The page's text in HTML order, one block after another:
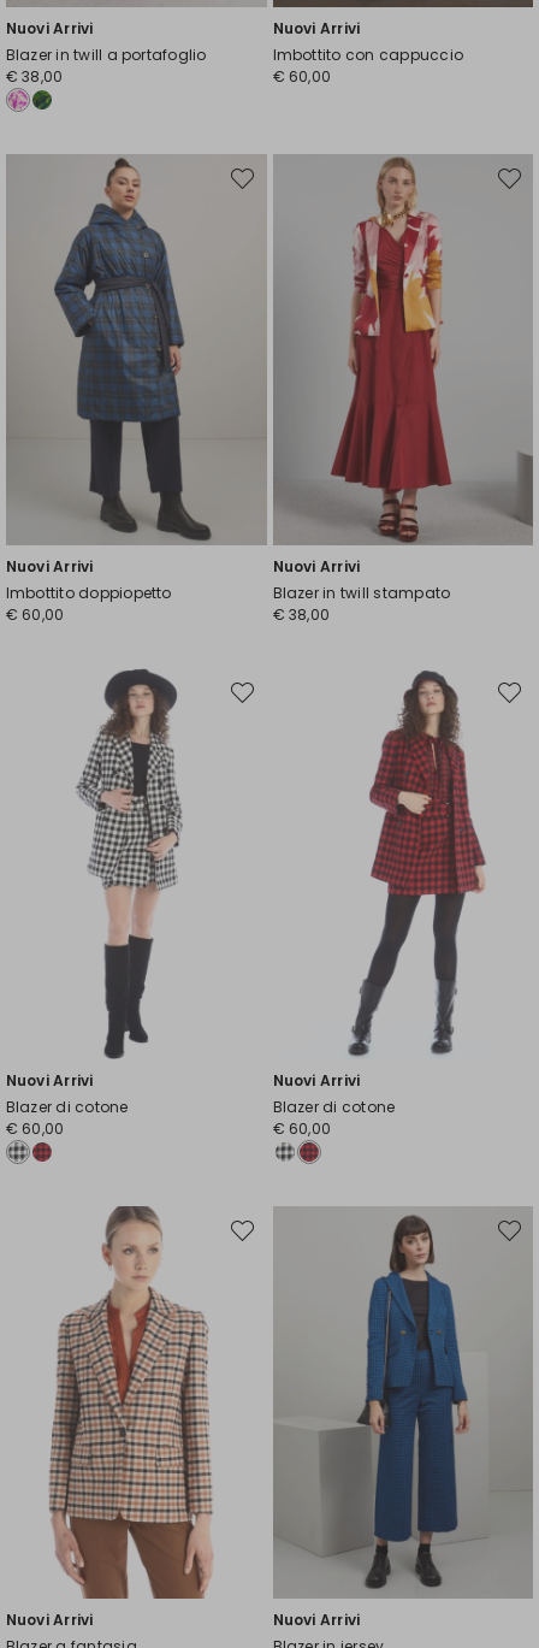
Nuovi Arrivi
Blazer in twill a portafoglio
€ 38,00
Nuovi Arrivi
Imbottito con cappuccio
€ 60,00
Nuovi Arrivi
Imbottito doppiopetto
€ 60,00
Sposta
Nuovi Arrivi
Blazer in twill stampato
€ 38,00
Nuovi Arrivi
Blazer di cotone
€ 60,00
Sposta
Nuovi Arrivi
Blazer di cotone
€ 60,00
Nuovi Arrivi
Sposta
Nuovi Arrivi